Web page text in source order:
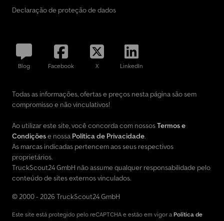
Declaração de proteção de dados
Blog Facebook X LinkedIn
Todas as informações, ofertas e preços nesta página são sem
compromisso e não vinculativos!
Ao utilizar este site, você concorda com nossosTermos e
Condiçõese nossa Política de Privacidade.
As marcas indicadas pertencem aos seus respectivos
proprietários.
TruckScout24 GmbH não assume qualquer responsabilidade pelo
conteúdo de sites externos vinculados.
© 2000 - 2026 TruckScout24 GmbH
Este site está protegido pelo reCAPTCHA e estão em vigor a Política de